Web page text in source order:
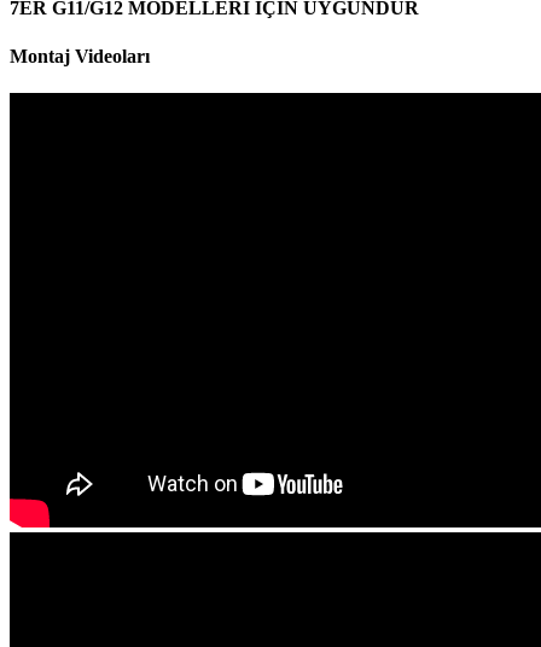
7ER G11/G12 MODELLERİ İÇİN UYGUNDUR
Montaj Videoları